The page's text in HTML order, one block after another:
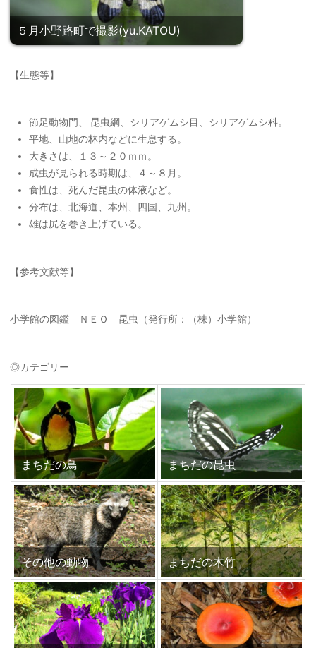
５月小野路町で撮影(yu.KATOU)
【生態等】
節足動物門、 昆虫綱、シリアゲムシ目、シリアゲムシ科。
平地、山地の林内などに生息する。
大きさは、１３～２０ｍｍ。
成虫が見られる時期は、４～８月。
食性は、死んだ昆虫の体液など。
分布は、北海道、本州、四国、九州。
雄は尻を巻き上げている。
【参考文献等】
小学館の図鑑 ＮＥＯ 昆虫（発行所：（株）小学館）
◎カテゴリー
まちだの鳥 まちだの昆虫
その他の動物 まちだの木竹